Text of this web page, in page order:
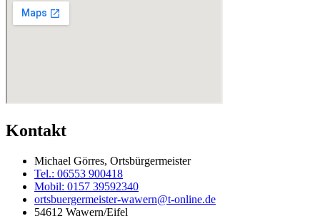
Kontakt
Michael Görres, Ortsbürgermeister
Tel.: 06553 900418
Mobil: 0157 39592340
ortsbuergermeister-wawern@t-online.de
54612 Wawern/Eifel